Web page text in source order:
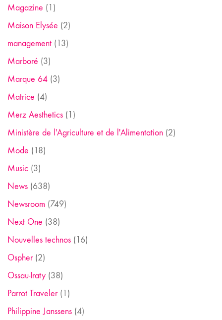
Magazine (1)
Maison Elysée (2)
management (13)
Marboré (3)
Marque 64 (3)
Matrice (4)
Merz Aesthetics (1)
Ministère de l'Agriculture et de l'Alimentation (2)
Mode (18)
Music (3)
News (638)
Newsroom (749)
Next One (38)
Nouvelles technos (16)
Ospher(2)
Ossau-Iraty (38)
Parrot Traveler(1)
Philippine Janssens (4)